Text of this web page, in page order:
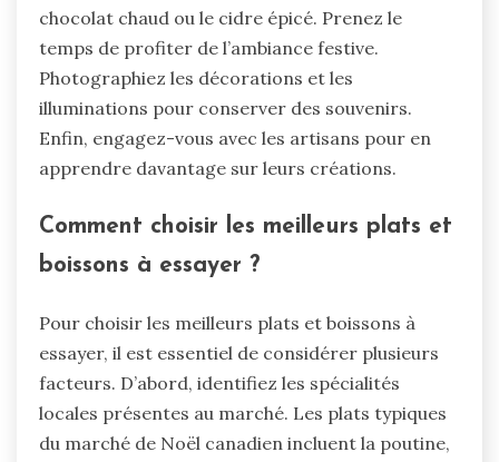
chocolat chaud ou le cidre épicé. Prenez le
temps de profiter de l’ambiance festive.
Photographiez les décorations et les
illuminations pour conserver des souvenirs.
Enfin, engagez-vous avec les artisans pour en
apprendre davantage sur leurs créations.
Comment choisir les meilleurs plats et
boissons à essayer ?
Pour choisir les meilleurs plats et boissons à
essayer, il est essentiel de considérer plusieurs
facteurs. D’abord, identifiez les spécialités
locales présentes au marché. Les plats typiques
du marché de Noël canadien incluent la poutine,